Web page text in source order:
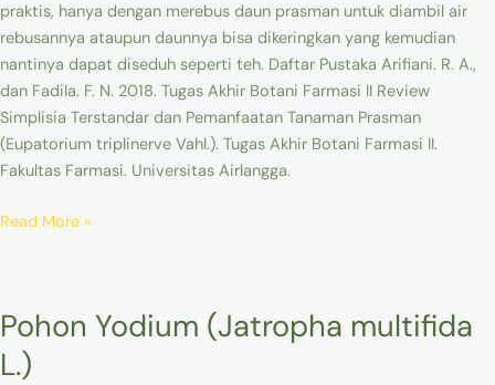
praktis, hanya dengan merebus daun prasman untuk diambil air
rebusannya ataupun daunnya bisa dikeringkan yang kemudian
nantinya dapat diseduh seperti teh. Daftar Pustaka Arifiani. R. A.,
dan Fadila. F. N. 2018. Tugas Akhir Botani Farmasi II Review
Simplisia Terstandar dan Pemanfaatan Tanaman Prasman
(Eupatorium triplinerve Vahl.). Tugas Akhir Botani Farmasi II.
Fakultas Farmasi. Universitas Airlangga.
Read More »
Pohon Yodium (Jatropha multifida
L.)
Yodium
(Jatropha
multifida